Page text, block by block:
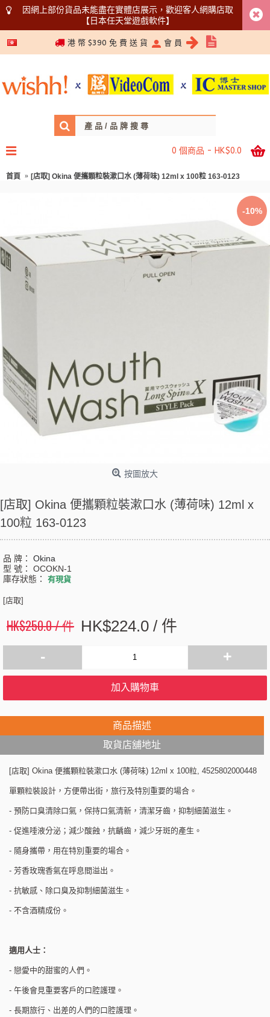
因網上部份貨品未能盡在實體店展示，歡迎客人網購店取
【日本任天堂遊戲軟件】
5366 1340
港 幣 $390 免 費 送 貨 會 員
0 個商品 - HK$0.0
首頁 [店取] Okina 便攜顆粒裝漱口水 (薄荷味) 12ml x 100粒 163-0123
-10%
按圖放大
[店取] Okina 便攜顆粒裝漱口水 (薄荷味) 12ml x
100粒 163-0123
品 牌： Okina
型 號： OCOKN-1
庫存狀態： 有現貨
[店取]
HK$250.0 / 件 HK$224.0 / 件
- +
加入購物車
商品描述
取貨店舖地址
[店取] Okina 便攜顆粒裝漱口水 (薄荷味) 12ml x 100粒, 4525802000448
單顆粒裝設計，方便帶出街，旅行及特別重要的場合。
- 預防口臭清除口氣，保持口氣清新，清潔牙齒，抑制細菌滋生。
- 促進唾液分泌；減少酸蝕，抗齲齒，減少牙斑的產生。
- 隨身攜帶，用在特別重要的場合。
- 芳香玫瑰香氣在呼息間溢出。
- 抗敏感、除口臭及抑制細菌滋生。
- 不含酒精成份。
適用人士：
- 戀愛中的甜蜜的人們。
- 午後會見重要客戶的口腔護理。
- 長期旅行、出差的人們的口腔護理。